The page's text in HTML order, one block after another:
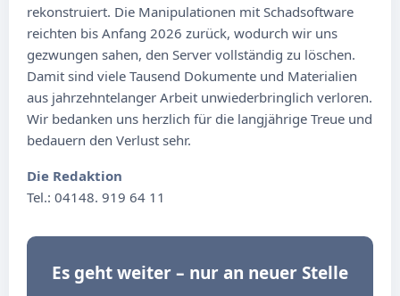
rekonstruiert. Die Manipulationen mit Schadsoftware
reichten bis Anfang 2026 zurück, wodurch wir uns
gezwungen sahen, den Server vollständig zu löschen.
Damit sind viele Tausend Dokumente und Materialien
aus jahrzehntelanger Arbeit unwiederbringlich verloren.
Wir bedanken uns herzlich für die langjährige Treue und
bedauern den Verlust sehr.
Die Redaktion
Tel.: 04148. 919 64 11
Es geht weiter – nur an neuer Stelle